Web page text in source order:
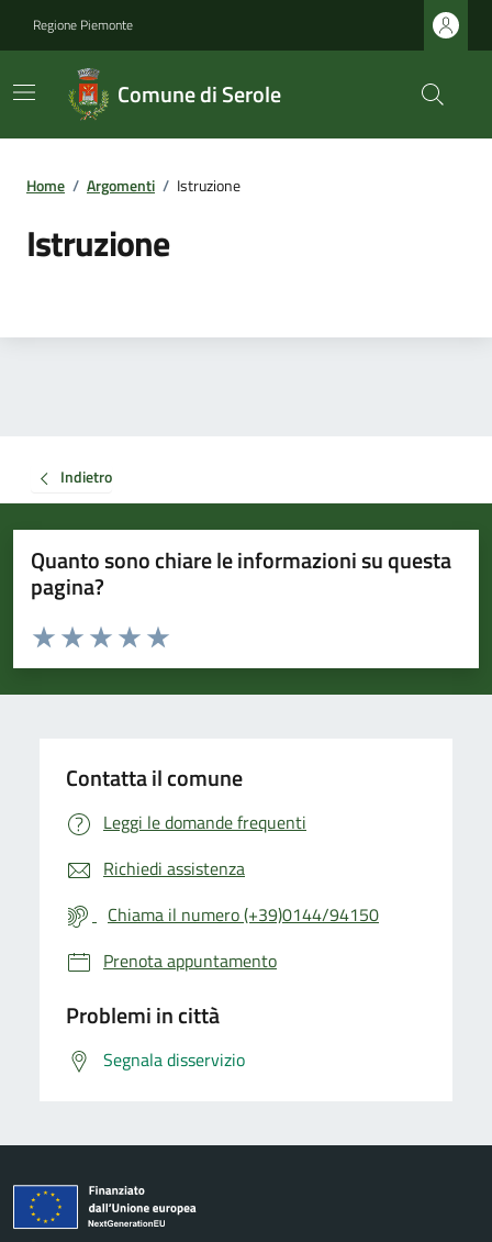
Regione Piemonte
Comune di Serole
Home / Argomenti / Istruzione
Istruzione
Indietro
Quanto sono chiare le informazioni su questa
pagina?
Valuta da 1 a 5 stelle la pagina
Valuta 5 stelle su 5
Valuta 4 stelle su 5
Valuta 3 stelle su 5
Valuta 2 stelle su 5
Valuta 1 stelle su 5
Contatta il comune
Leggi le domande frequenti
Richiedi assistenza
Chiama il numero (+39)0144/94150
Prenota appuntamento
Problemi in città
Segnala disservizio